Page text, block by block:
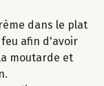
dans le plat
afin d'avoir
moutarde et